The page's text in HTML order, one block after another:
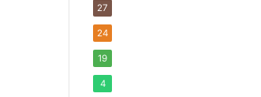
27
24
19
4